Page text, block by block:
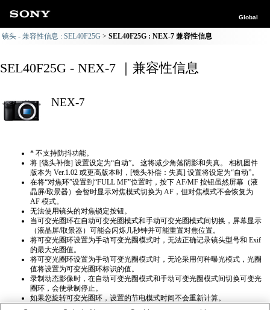
Global
镜头 - 兼容性信息 : SEL40F25G SEL40F25G : NEX-7 兼容性信息
SEL40F25G - NEX-7 ｜兼容性信息
NEX-7
* 不支持防抖功能。
将 [镜头补偿] 设置设定为“自动”。 这将减少角落阴影和失真。 相机固件
版本为 Ver.1.02 或更高版本时，[镜头补偿：失真] 设置将设定为“自动”。
在将“对焦环”设置到“FULL MF”位置时，按下 AF/MF 按钮虽然屏幕（液
晶屏/取景器）会暂时显示对焦模式切换为 AF，但对焦模式不会恢复为
AF 模式。
无法使用镜头的对焦锁定按钮。
当可变光圈环在自动可变光圈模式和手动可变光圈模式间切换，屏幕显示
（液晶屏/取景器）可能会闪烁几秒钟并可能重置对焦位置。
将可变光圈环设置为手动可变光圈模式时，无法正确​​记录镜头型号和 Exif
的最大光圈值。
将可变光圈环设置为手动可变光圈模式时，无论采用何种曝光模式，光圈
值将设置为可变光圈环标识的值。
录制动态影像时，在自动可变光圈模式和手动可变光圈模式间切换可变光
圈环，会使录制停止。
如果您旋转可变光圈环，设置的节电模式时间不会重新计算。